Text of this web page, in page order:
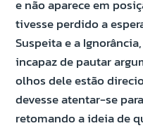
e não aparece em
tivesse perdido a
Suspeita e a
incapaz de pautar
olhos dele estão
devesse atentar-se
retomando a ideia de